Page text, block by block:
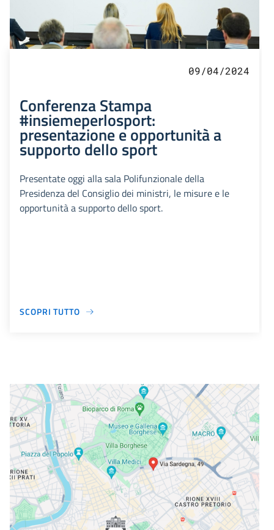
09/04/2024
Conferenza Stampa
#insiemeperlosport:
presentazione e opportunità a
supporto dello sport
Presentate oggi alla sala Polifunzionale della
Presidenza del Consiglio dei ministri, le misure e le
opportunità a supporto dello sport.
SCOPRI TUTTO